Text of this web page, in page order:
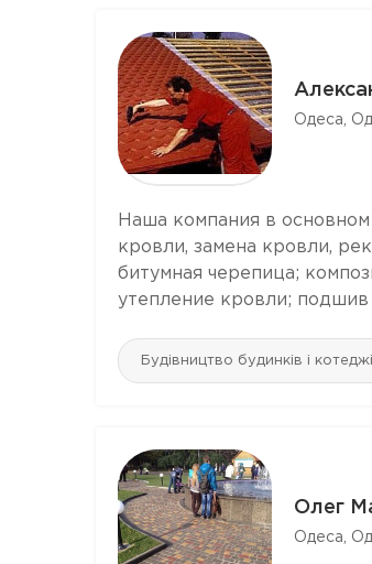
Одеса,
Наша компания в
кровли, замена кровли,
битумная черепица;
утепление кровли; подшив
Будівництво будинків і
Олег
Одеса,